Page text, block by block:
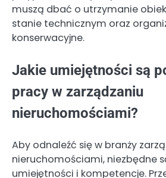
muszą dbać o utrzymanie
stanie technicznym oraz
konserwacyjne.
Jakie umiejętności są
pracy w zarządzaniu
nieruchomościami?
Aby odnaleźć się w branży
nieruchomościami, niezbędne
umiejętności i kompetencje.